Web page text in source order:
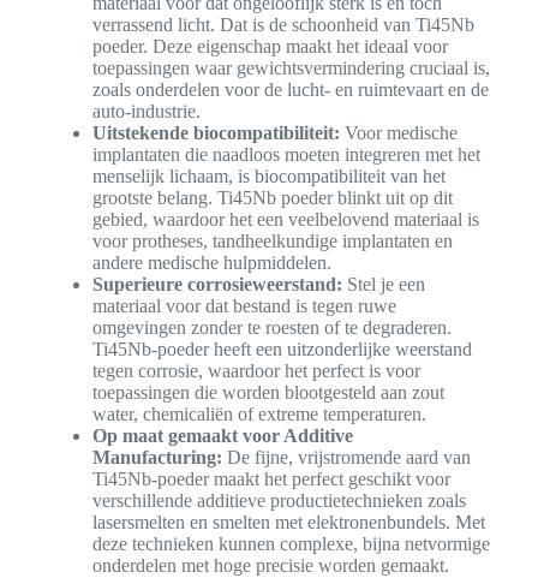
verrassend licht. Dat is de schoonheid van Ti45Nb
poeder. Deze eigenschap maakt het ideaal voor
toepassingen waar gewichtsvermindering cruciaal is,
zoals onderdelen voor de lucht- en ruimtevaart en de
auto-industrie.
Uitstekende biocompatibiliteit: Voor medische
implantaten die naadloos moeten integreren met het
menselijk lichaam, is biocompatibiliteit van het
grootste belang. Ti45Nb poeder blinkt uit op dit
gebied, waardoor het een veelbelovend materiaal is
voor protheses, tandheelkundige implantaten en
andere medische hulpmiddelen.
Superieure corrosieweerstand: Stel je een
materiaal voor dat bestand is tegen ruwe
omgevingen zonder te roesten of te degraderen.
Ti45Nb-poeder heeft een uitzonderlijke weerstand
tegen corrosie, waardoor het perfect is voor
toepassingen die worden blootgesteld aan zout
water, chemicaliën of extreme temperaturen.
Op maat gemaakt voor Additive
Manufacturing: De fijne, vrijstromende aard van
Ti45Nb-poeder maakt het perfect geschikt voor
verschillende additieve productietechnieken zoals
lasersmelten en smelten met elektronenbundels. Met
deze technieken kunnen complexe, bijna netvormige
onderdelen met hoge precisie worden gemaakt.